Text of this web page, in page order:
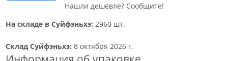
Нашли дешевле? Сообщите!
На складе в Суйфэньхэ: 2960 шт.
Склад Суйфэньхэ: 8 октября 2026 г.